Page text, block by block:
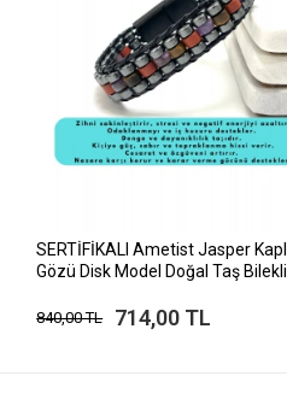
SERTİFİKALI Ametist Jasper
Gözü Disk Model Doğal Taş
840,00 TL 714,00 TL